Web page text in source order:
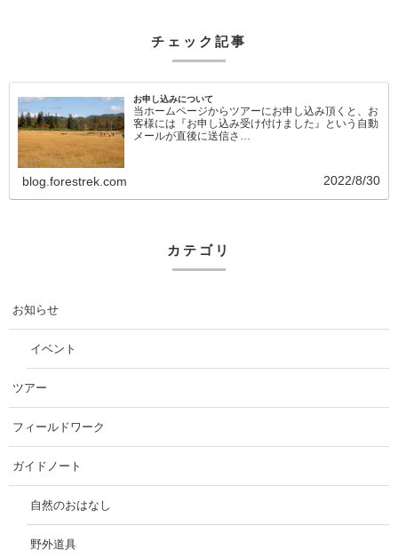
チェック記事
お申し込みについて
当ホームページからツアーにお申し込み頂くと、お
客様には『お申し込み受け付けました』という自動
メールが直後に送信さ…
blog.forestrek.com 2022/8/30
カテゴリ
お知らせ
イベント
ツアー
フィールドワーク
ガイドノート
自然のおはなし
野外道具